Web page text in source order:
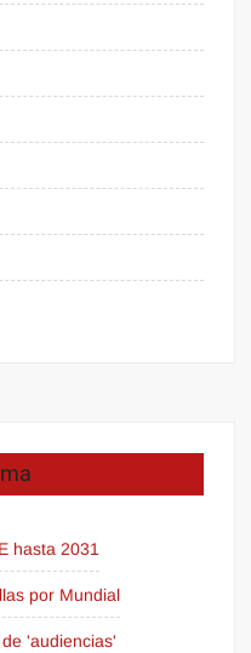
hasta 2031
por Mundial
'audiencias'